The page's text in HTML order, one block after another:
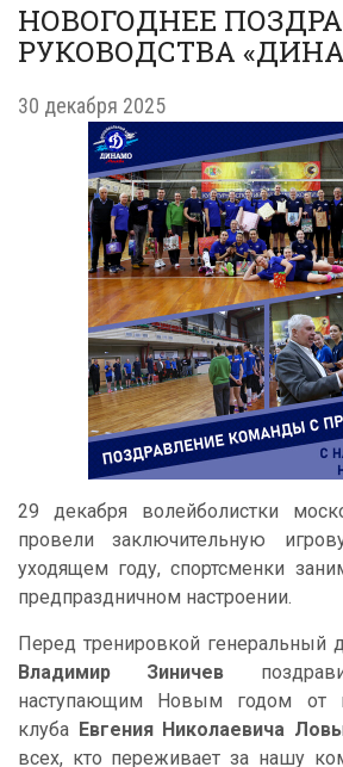
НОВОГОДНЕЕ
РУКОВОДСТВА
30 декабря 2025
29 декабря волейболистки
провели заключительную
уходящем году, спортсменки
предпраздничном настроении.
Перед тренировкой генеральный
Владимир Зиничев
наступающим Новым годом от
клуба Евгения Николаевича
всех, кто переживает за нашу